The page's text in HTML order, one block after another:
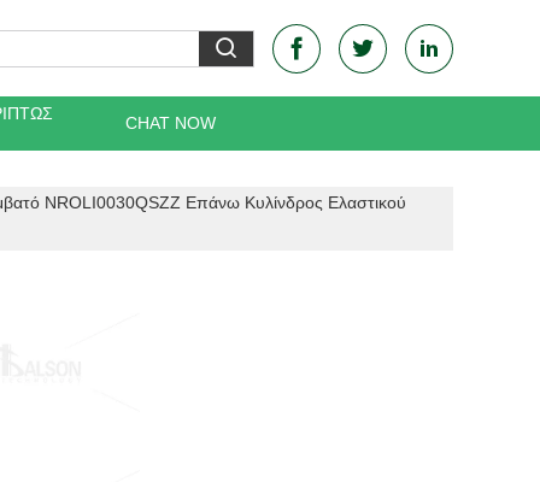
CHAT NOW
NROLI0030QSZZ Επάνω Κυλίνδρος Ελαστικού